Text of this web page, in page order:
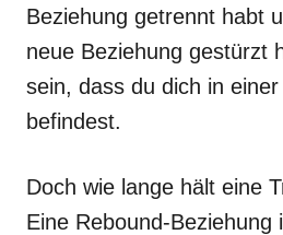
Beziehung getrennt habt
neue Beziehung gestürzt
sein, dass du dich in
befindest.
Doch wie lange hält eine
Eine Rebound-Beziehung